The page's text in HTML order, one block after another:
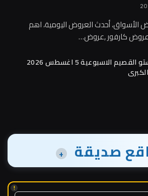
الأسواق، أحدث العروض اليومية، اهم
كارفور ,عروض…
عروض نستو القصيم الاسبوعية 5 اغسطس 2026
صديقة +
!